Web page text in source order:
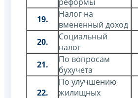
19.
Налог на
вмененный доход
20.
Социальный
налог
21.
По вопросам
бухучета
22.
По улучшению
жилищных